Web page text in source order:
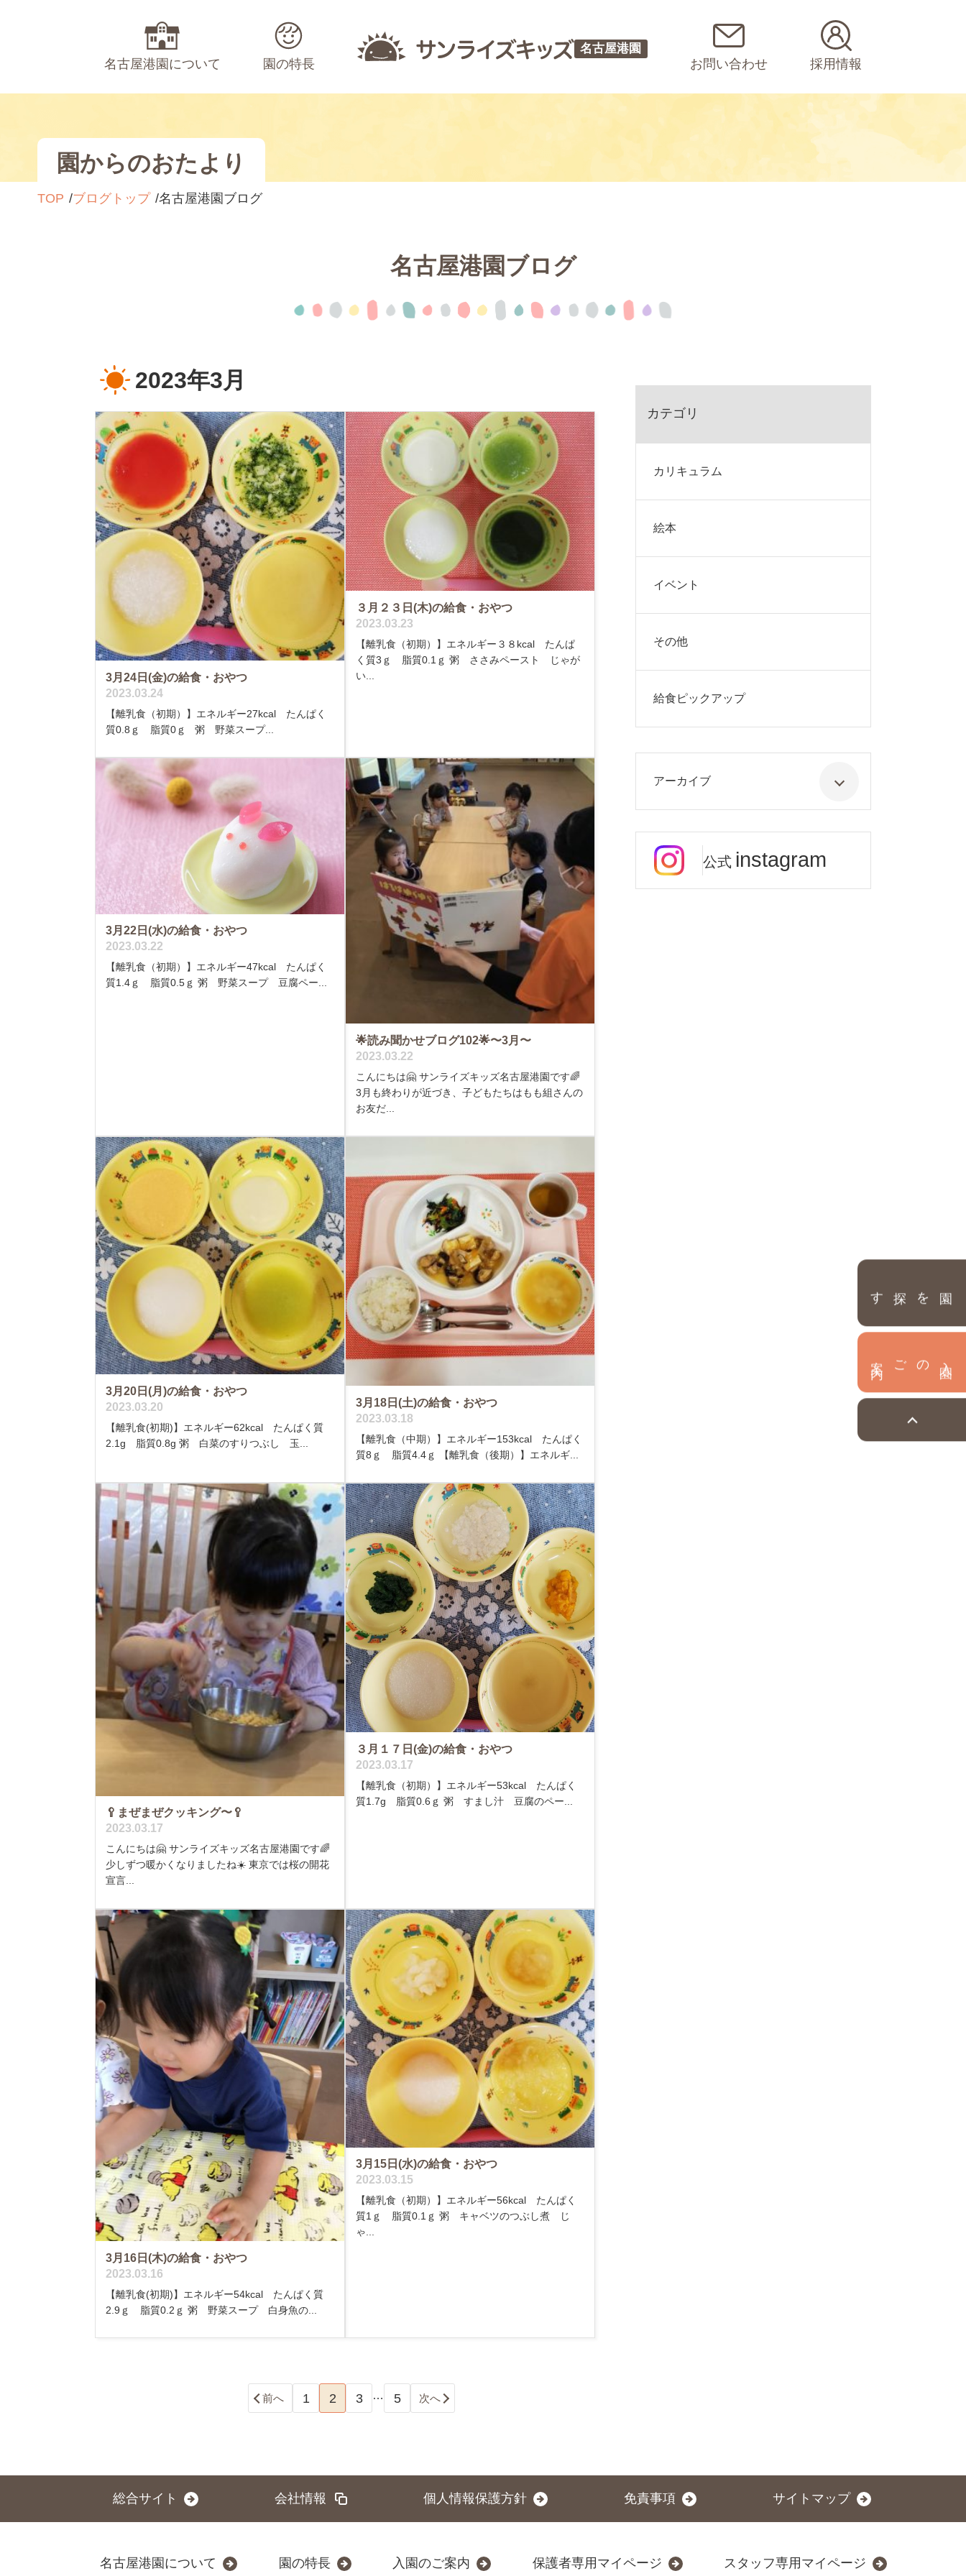
名古屋港園について 園の特長
名古屋港園
お問い合わせ 採用情報
園を探す
園からのおたより
TOP ブログトップ 名古屋港園ブログ
名古屋港園ブログ
2023年3月
3月24日(金)の給食・おやつ
2023.03.24
【離乳食（初期）】エネルギー27kcal たんぱく
質0.8ｇ 脂質0ｇ 粥 野菜スープ...
３月２３日(木)の給食・おやつ
2023.03.23
【離乳食（初期）】エネルギー３８kcal たんぱ
く質3ｇ 脂質0.1ｇ 粥 ささみペースト じゃが
い...
3月22日(水)の給食・おやつ
2023.03.22
【離乳食（初期）】エネルギー47kcal たんぱく
質1.4ｇ 脂質0.5ｇ 粥 野菜スープ 豆腐ペー...
🌟読み聞かせブログ102🌟〜3月〜
2023.03.22
こんにちは🤗 サンライズキッズ名古屋港園です🌈
3月も終わりが近づき、子どもたちはもも組さんの
お友だ...
3月20日(月)の給食・おやつ
2023.03.20
【離乳食(初期)】エネルギー62kcal たんぱく質
2.1g 脂質0.8g 粥 白菜のすりつぶし 玉...
3月18日(土)の給食・おやつ
2023.03.18
【離乳食（中期）】エネルギー153kcal たんぱく
質8ｇ 脂質4.4ｇ 【離乳食（後期）】エネルギ...
🥄まぜまぜクッキング〜🥄
2023.03.17
こんにちは🤗 サンライズキッズ名古屋港園です🌈
少しずつ暖かくなりましたね☀️ 東京では桜の開花
宣言...
３月１７日(金)の給食・おやつ
2023.03.17
【離乳食（初期）】エネルギー53kcal たんぱく
質1.7g 脂質0.6ｇ 粥 すまし汁 豆腐のペー...
3月16日(木)の給食・おやつ
2023.03.16
【離乳食(初期)】エネルギー54kcal たんぱく質
2.9ｇ 脂質0.2ｇ 粥 野菜スープ 白身魚の...
3月15日(水)の給食・おやつ
2023.03.15
【離乳食（初期）】エネルギー56kcal たんぱく
質1ｇ 脂質0.1ｇ 粥 キャベツのつぶし煮 じ
ゃ...
前へ 1 2 3 … 5 次へ
カテゴリ
カリキュラム
絵本
イベント
その他
給食ピックアップ
アーカイブ
公式 instagram
総合サイト 会社情報 個人情報保護方針 免責事項 サイトマップ
名古屋港園について 園の特長 入園のご案内 保護者専用マイページ スタッフ専用マイページ